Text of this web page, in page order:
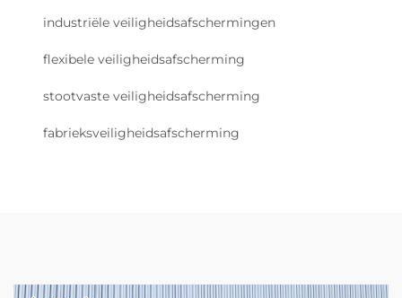
industriële veiligheidsafschermingen
flexibele veiligheidsafscherming
stootvaste veiligheidsafscherming
fabrieksveiligheidsafscherming